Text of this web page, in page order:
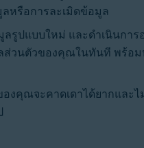
หรือการละเมิดข้อมูล
รูปแบบใหม่ และดำเนินการ
ส่วนตัวของคุณในทันที พร้อม
งคุณจะคาดเดาได้ยากและไ